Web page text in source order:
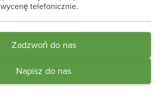
telefonicznie.
Zadzwoń do nas
Napisz do nas